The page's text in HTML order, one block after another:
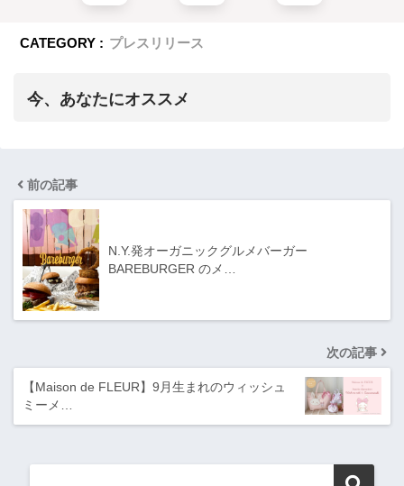
CATEGORY : プレスリリース
今、あなたにオススメ
前の記事
N.Y.発オーガニックグルメバーガー
BAREBURGER のメ…
次の記事
【Maison de FLEUR】9月生まれのウィッシュ
ミーメ…